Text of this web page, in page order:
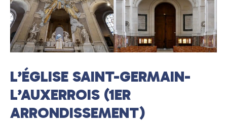
L’ÉGLISE SAINT-GERMAIN-
L’AUXERROIS (1ER
ARRONDISSEMENT)